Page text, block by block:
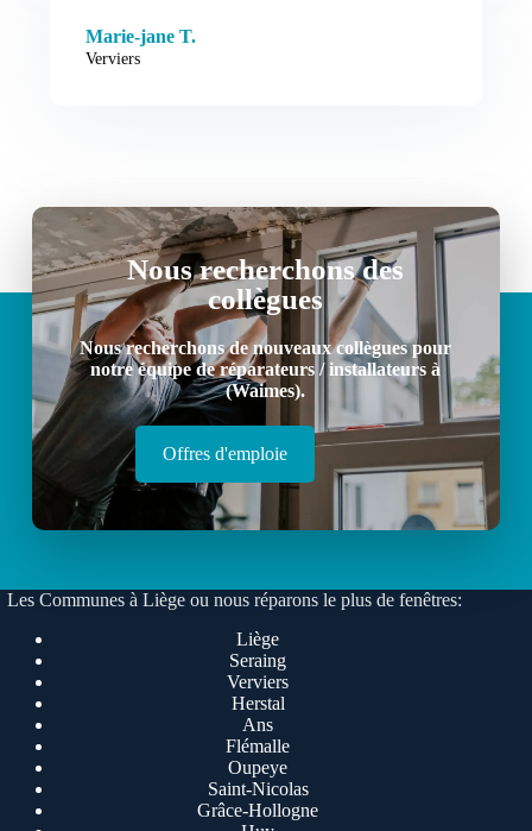
Marie-jane T.
Verviers
Nous recherchons des
collègues
Nous recherchons de nouveaux collègues pour
notre équipe de réparateurs / installateurs à
(Waimes).
Offres d'emploie
Les Communes à Liège ou nous réparons le plus de fenêtres:
Liège
Seraing
Verviers
Herstal
Ans
Flémalle
Oupeye
Saint-Nicolas
Grâce-Hollogne